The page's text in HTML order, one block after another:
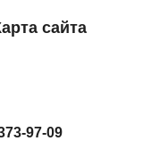
сайта
97-09